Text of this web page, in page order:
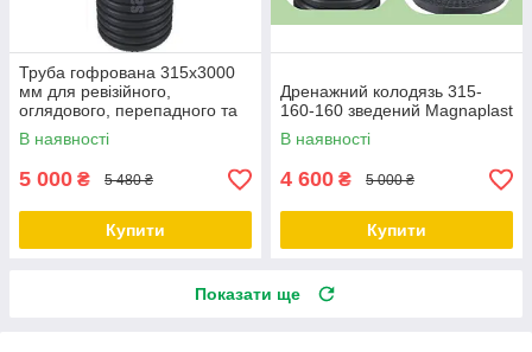
Труба гофрована 315х3000
мм для ревізійного,
оглядового, перепадного та
дренажного колодязя
В наявності
5 000 ₴ 5 480 ₴
Купити
Дренажний колодязь 315-
160-160 зведений Magnaplast
В наявності
4 600 ₴ 5 000 ₴
Купити
Показати ще